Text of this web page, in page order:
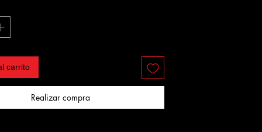
carrito
Realizar compra